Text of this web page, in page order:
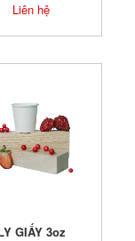
Liên hệ
GIẤY 3oz